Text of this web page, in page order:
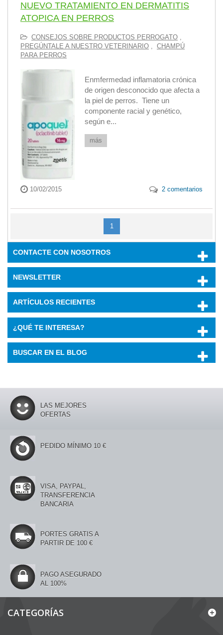
NUEVO TRATAMIENTO EN DERMATITIS
ATOPICA EN PERROS
CONSEJOS SOBRE PRODUCTOS PERROGATO ,
PREGÚNTALE A NUESTRO VETERINARIO , CHAMPÚ
PARA PERROS
Enmfermedad inflamatoria crónica
de origen desconocido que afecta a
la piel de perros. Tiene un
componente racial y genético,
según e...
más
10/02/2015 2 comentarios
1
CONTACTE CON NOSOTROS
NEWSLETTER
ARTÍCULOS RECIENTES
¿QUÉ TE INTERESA?
BUSCAR EN EL BLOG
LAS MEJORES
OFERTAS
PEDIDO MÍNIMO 10 €
VISA, PAYPAL,
TRANSFERENCIA
BANCARIA
PORTES GRATIS A
PARTIR DE 100 €
PAGO ASEGURADO
AL 100%
CATEGORÍAS